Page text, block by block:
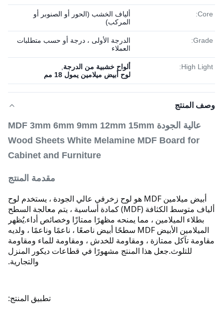
Core:
ألياف الخشب (الحور أو الصنوبر أو
المركب)
Grade:
الدرجة الأولى ، درجة أو حسب متطلبات
العملاء
High Light: ألواح خشبية من الدرجة
لوح أبيض ميلامين يمول 18 مم
وصف المنتج
عالية الجودة MDF 3mm 6mm 9mm 12mm 15mm
Wood Sheets White Melamine MDF Board for
Cabinet and Furniture
مقدمة المنتج
أبيض ميلامين MDF هو لوح زخرفي عالي الجودة ، يستخدم لوح
ألياف متوسط ​​الكثافة (MDF) كمادة أساسية ، يتم معالجة السطح
بطلاء الميلامين ، مما يمنحه مظهرًا ممتازًا وخصائص أداء.يُظهر
الميلامين الأبيض MDF سطحًا أبيض ناصعًا ، ناعمًا وناعمًا ، ولديه
مقاومة تآكل ممتازة ، ومقاومة للخدش ، ومقاومة للماء ومقاومة
للتلوث.جعل هذا المنتج مشهورًا في قطاعات ديكور المنزل
والتجارية.
تطبيق المنتج: